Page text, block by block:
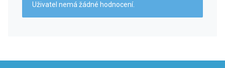
Uživatel nemá žádné hodnocení.